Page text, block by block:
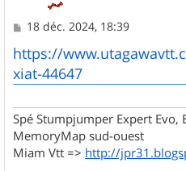
M
s
s
a
g
18 déc. 2024, 18:39
https://
xiat-44647
Spé Stumpjumper Expert Evo,
MemoryMap sud-ouest
Miam Vtt => http://